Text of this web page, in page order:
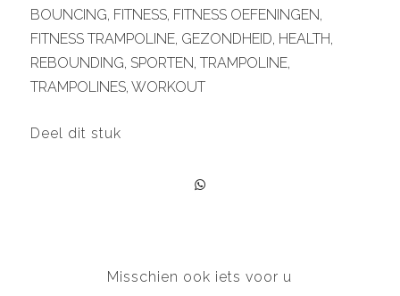
BOUNCING, FITNESS, FITNESS OEFENINGEN,
FITNESS TRAMPOLINE, GEZONDHEID, HEALTH,
REBOUNDING, SPORTEN, TRAMPOLINE,
TRAMPOLINES, WORKOUT
Deel dit stuk
Misschien ook iets voor u